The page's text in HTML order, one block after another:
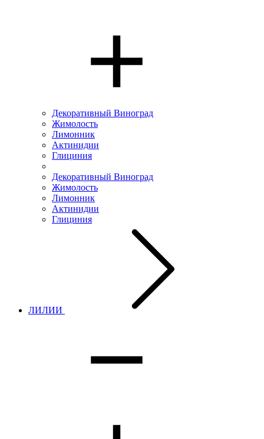
Декоративный Виноград
Жимолость
Лимонник
Актинидии
Глициния
Декоративный Виноград
Жимолость
Лимонник
Актинидии
Глициния
ЛИЛИИ